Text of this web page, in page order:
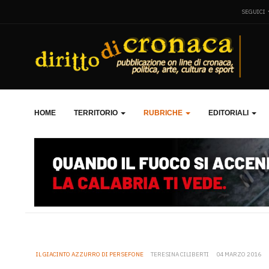
SEGUICI
HOME TERRITORIO RUBRICHE EDITORIALI
IL GIACINTO AZZURRO DI PERSEFONE TERESINA CILIBERTI 04 MARZO 2016